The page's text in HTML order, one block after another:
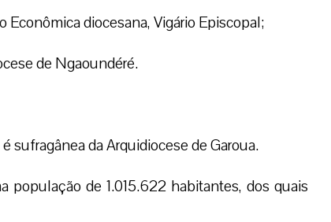
diocesana, Vigário Episcopal;
de Ngaoundéré.
sufragânea da Arquidiocese de Garoua.
de 1.015.622 habitantes, dos quais